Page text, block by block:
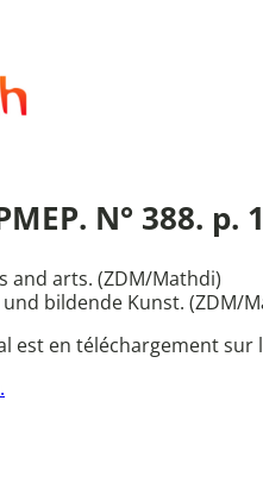
N° 388.
and arts. (ZDM/Mathdi)
und bildende Kunst. (ZDM/
est en téléchargement sur